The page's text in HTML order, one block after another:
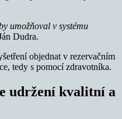
umožňoval v systému
Dudra.
objednat v rezervačním
tedy s pomocí zdravotníka.
udržení kvalitní a